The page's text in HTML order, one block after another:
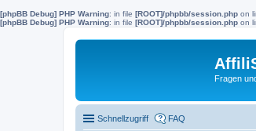
[phpBB Debug] PHP Warning: in file [ROOT]/phpbb/session.php on
[phpBB Debug] PHP Warning: in file [ROOT]/phpbb/session.php on
Fragen
Schnellzugriff FAQ